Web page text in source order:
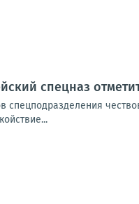
спецназ
спецподразделения